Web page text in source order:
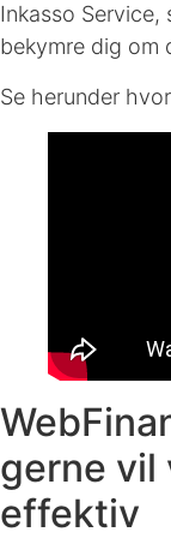
Inkasso
bekymre dig om
Se herunder
gerne
effektiv